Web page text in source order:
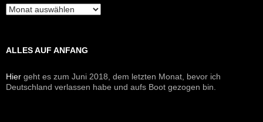
Archive
ALLES AUF ANFANG
Hier geht es zum Juni 2018, dem letzten Monat, bevor ich
Deutschland verlassen habe und aufs Boot gezogen bin.